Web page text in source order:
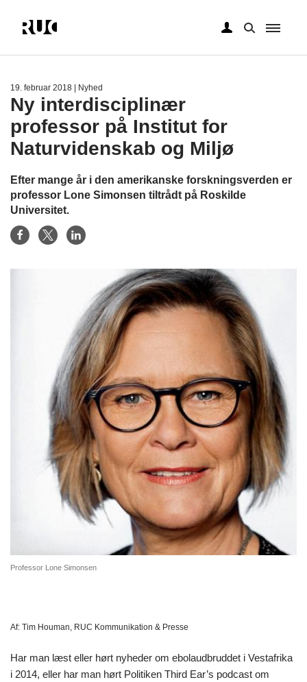
19. februar 2018 | Nyhed
Ny interdisciplinær
professor på Institut for
Naturvidenskab og Miljø
Efter mange år i den amerikanske forskningsverden er
professor Lone Simonsen tiltrådt på Roskilde
Universitet.
Professor Lone Simonsen
Af: Tim Houman, RUC Kommunikation & Presse
Har man læst eller hørt nyheder om ebolaudbruddet i Vestafrika
i 2014, eller har man hørt Politiken Third Ear’s podcast om